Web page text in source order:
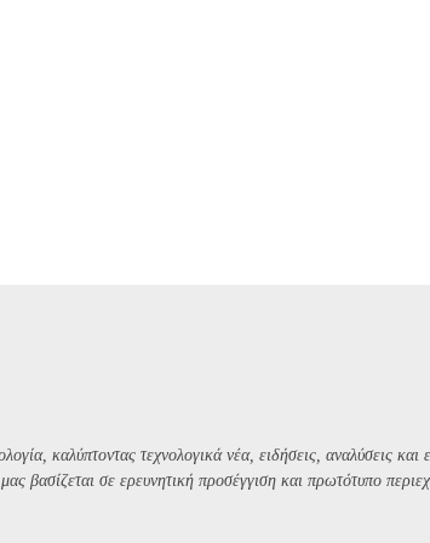
καλύπτοντας τεχνολογικά νέα, ειδήσεις, αναλύσεις και
βασίζεται σε ερευνητική προσέγγιση και πρωτότυπο